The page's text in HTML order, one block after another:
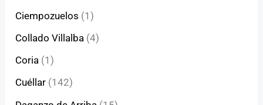
Ciempozuelos (1)
Collado Villalba (4)
Coria (1)
Cuéllar (142)